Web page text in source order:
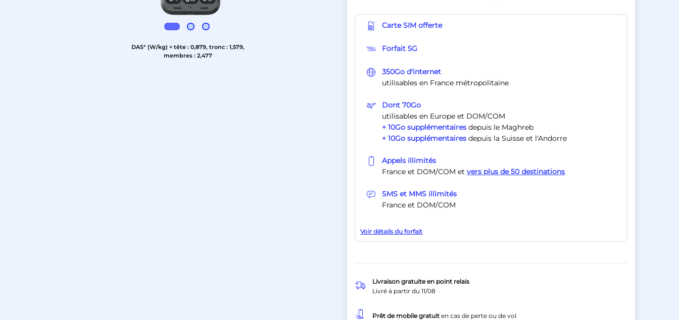
DAS* (W/kg) = tête : 0,879, tronc : 1,579,
membres : 2,477
Carte SIM offerte
Forfait 5G
350Go d'internet
utilisables en France métropolitaine
Dont 70Go
utilisables en Europe et DOM/COM
+ 10Go supplémentaires depuis le Maghreb
+ 10Go supplémentaires depuis la Suisse et l'Andorre
Appels illimités
France et DOM/COM etvers plus de 50 destinations
SMS et MMS illimités
France et DOM/COM
Voir détails du forfait
Livraison gratuite en point relais
Livré à partir du 11/08
Prêt de mobile gratuit en cas de perte ou de vol